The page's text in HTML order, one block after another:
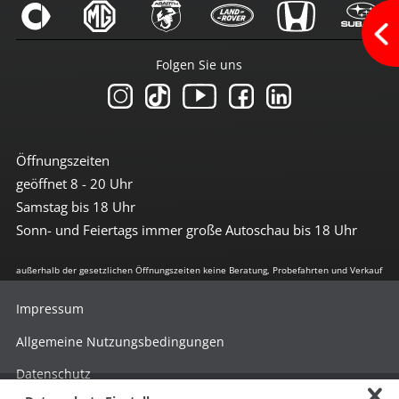
Radio mit Farbdisplay
Radio mit Touchscreen
3te Bremsleuchte
6x Airbag
Abstandswarnsystem
Antiblockiersystem
Antischlupfregulierung
Beifahrerairbag abschaltbar
Blendfreies Fernlicht
Einparkhilfe vorn + hinten
Fernlichtassistent
ISOFIX Kindersitzvorrüstung
Öffnungszeiten
geöffnet 8 - 20 Uhr
Samstag bis 18 Uhr
Sonn- und Feiertags immer große Autoschau bis 18 Uhr
Folgen Sie uns
außerhalb der gesetzlichen Öffnungszeiten keine Beratung, Probefahrten und Verkauf
Impressum
Allgemeine Nutzungsbedingungen
Datenschutz